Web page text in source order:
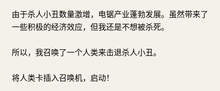
由于杀人小丑数量激增，电锯产业蓬勃发展。虽然带来了
一些积极的经济效应，但我还是不想被杀死。
所以，我召唤了一个人类来击退杀人小丑。
将人类卡插入召唤机，启动！